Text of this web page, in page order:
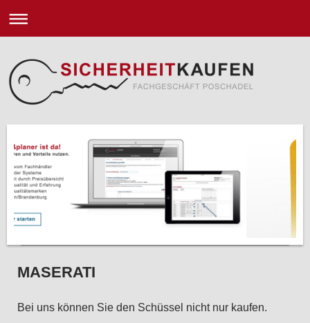
MASERATI
Bei uns können Sie den Schüssel nicht nur kaufen.